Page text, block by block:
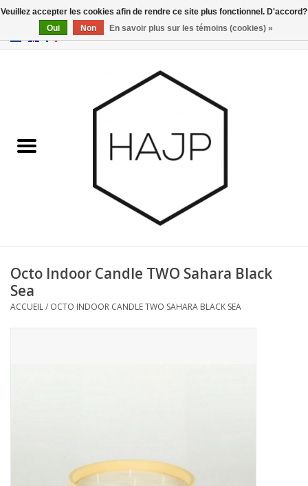
EUR/GBP 0 Articles - €0,00
Gadgets
Marques
Octo Indoor Candle TWO Sahara Black
Sea
ACCUEIL/ OCTO INDOOR CANDLE TWO SAHARA BLACK SEA
Veuillez accepter les cookies afin de rendre ce site plus fonctionnel. D'accord?
Oui
Non En savoir plus sur les témoins (cookies) »